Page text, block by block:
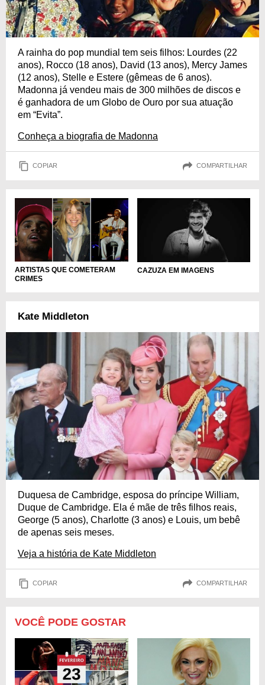
A rainha do pop mundial tem seis filhos: Lourdes (22
anos), Rocco (18 anos), David (13 anos), Mercy James
(12 anos), Stelle e Estere (gêmeas de 6 anos).
Madonna já vendeu mais de 300 milhões de discos e
é ganhadora de um Globo de Ouro por sua atuação
em “Evita”.
Conheça a biografia de Madonna
COPIAR COMPARTILHAR
ARTISTAS QUE COMETERAM
CRIMES
CAZUZA EM IMAGENS
Kate Middleton
Duquesa de Cambridge, esposa do príncipe William,
Duque de Cambridge. Ela é mãe de três filhos reais,
George (5 anos), Charlotte (3 anos) e Louis, um bebê
de apenas seis meses.
Veja a história de Kate Middleton
COPIAR COMPARTILHAR
VOCÊ PODE GOSTAR